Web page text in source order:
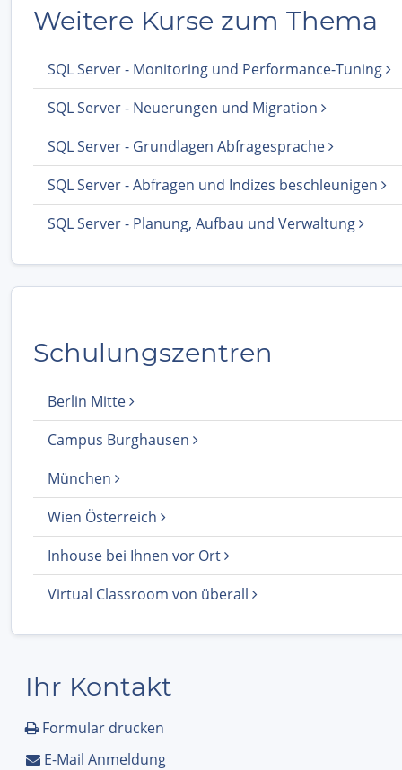
Weitere Kurse zum Thema
SQL Server - Monitoring und Performance-Tuning
SQL Server - Neuerungen und Migration
SQL Server - Grundlagen Abfragesprache
SQL Server - Abfragen und Indizes beschleunigen
SQL Server - Planung, Aufbau und Verwaltung
Schulungszentren
Berlin Mitte
Campus Burghausen
München
Wien Österreich
Inhouse bei Ihnen vor Ort
Virtual Classroom von überall
Ihr Kontakt
Formular drucken
E-Mail Anmeldung